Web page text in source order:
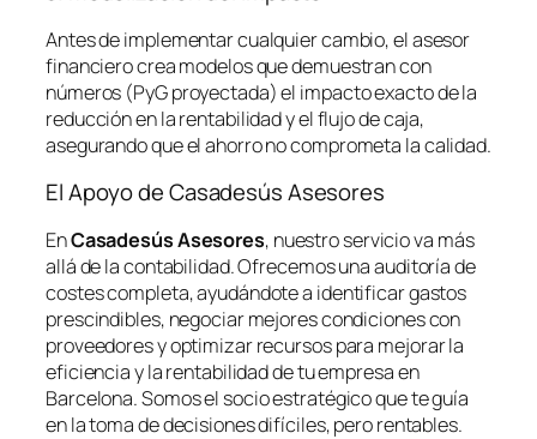
Antes de implementar cualquier cambio, el asesor
financiero crea modelos que demuestran con
números (PyG proyectada) el impacto exacto de la
reducción en la rentabilidad y el flujo de caja,
asegurando que el ahorro no comprometa la calidad.
El Apoyo de Casadesús Asesores
EnCasadesús Asesores, nuestro servicio va más
allá de la contabilidad. Ofrecemos una auditoría de
costes completa, ayudándote a identificar gastos
prescindibles, negociar mejores condiciones con
proveedores y optimizar recursos para mejorar la
eficiencia y la rentabilidad de tu empresa en
Barcelona. Somos el socio estratégico que te guía
en la toma de decisiones difíciles, pero rentables.